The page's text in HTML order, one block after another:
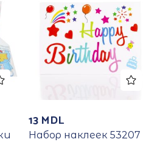
13 MDL
Набор наклеек 53207